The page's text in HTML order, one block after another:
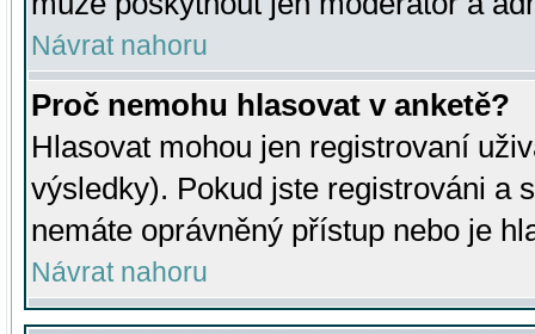
Návrat nahoru
Proč nemohu hlasovat v anketě?
Hlasovat mohou jen registrovaní
výsledky). Pokud jste registrováni a
nemáte oprávněný přístup nebo je
Návrat nahoru